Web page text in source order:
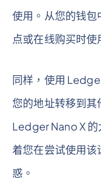
使用。从您的钱
点或在线购买时使
同样，使用
您的地址转移到其
Ledger Nano X
着您在尝试使用
惑。